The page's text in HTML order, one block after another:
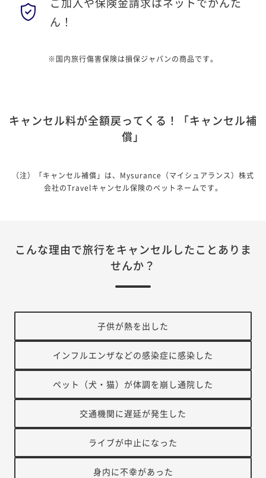
ん！
※国内旅行傷害保険は損保ジャパンの商品です。
キャンセル料が全額戻ってくる！「キャンセル補
償」
（注）「キャンセル補償」は、Mysurance（マイシュアランス）株式
会社のTravelキャンセル保険のペットネームです。
こんな理由で旅行をキャンセルしたことありま
せんか？
子供が熱を出した
インフルエンザなどの感染症に感染した
ペット（犬・猫）が体調を崩し通院した
交通機関に遅延が発生した
ライブが中止になった
身内に不幸があった